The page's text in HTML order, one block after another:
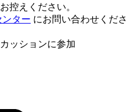
控えください。
ター にお問い合わせくださ
ッションに参加